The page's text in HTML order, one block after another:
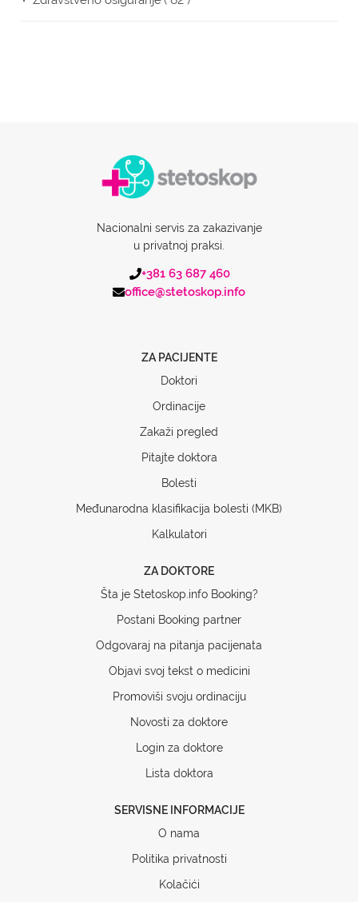
Nacionalni servis za zakazivanje
u privatnoj praksi.
+381 63 687 460
office@stetoskop.info
ZA PACIJENTE
Doktori
Ordinacije
Zakaži pregled
Pitajte doktora
Bolesti
Međunarodna klasifikacija bolesti (MKB)
Kalkulatori
ZA DOKTORE
Šta je Stetoskop.info Booking?
Postani Booking partner
Odgovaraj na pitanja pacijenata
Objavi svoj tekst o medicini
Promoviši svoju ordinaciju
Novosti za doktore
Login za doktore
Lista doktora
SERVISNE INFORMACIJE
O nama
Politika privatnosti
Kolačići